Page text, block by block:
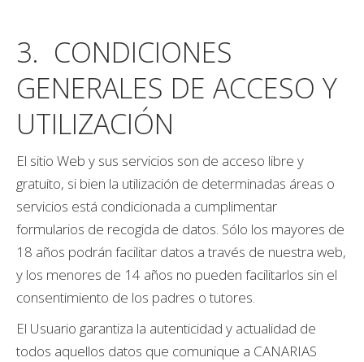
3. CONDICIONES
GENERALES DE ACCESO Y
UTILIZACIÓN
El sitio Web y sus servicios son de acceso libre y
gratuito, si bien la utilización de determinadas áreas o
servicios está condicionada a cumplimentar
formularios de recogida de datos. Sólo los mayores de
18 años podrán facilitar datos a través de nuestra web,
y los menores de 14 años no pueden facilitarlos sin el
consentimiento de los padres o tutores.
El Usuario garantiza la autenticidad y actualidad de
todos aquellos datos que comunique a CANARIAS